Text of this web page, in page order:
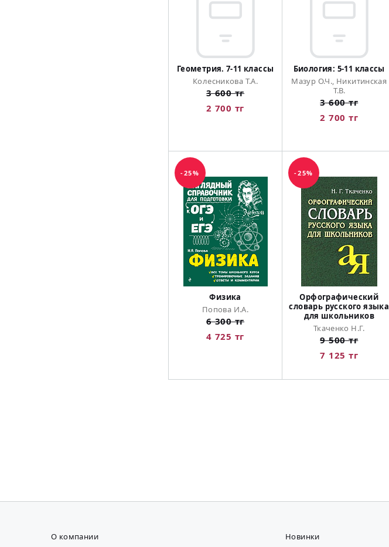
Геометрия. 7-11 классы
Колесникова Т.А.
3 600 тг
2 700 тг
Биология: 5-11 классы
Мазур О.Ч., Никитинская
Т.В.
3 600 тг
2 700 тг
-25%
Физика
Попова И.А.
6 300 тг
4 725 тг
-25%
Орфографический
словарь русского языка
для школьников
Ткаченко Н.Г.
9 500 тг
7 125 тг
О компании Новинки